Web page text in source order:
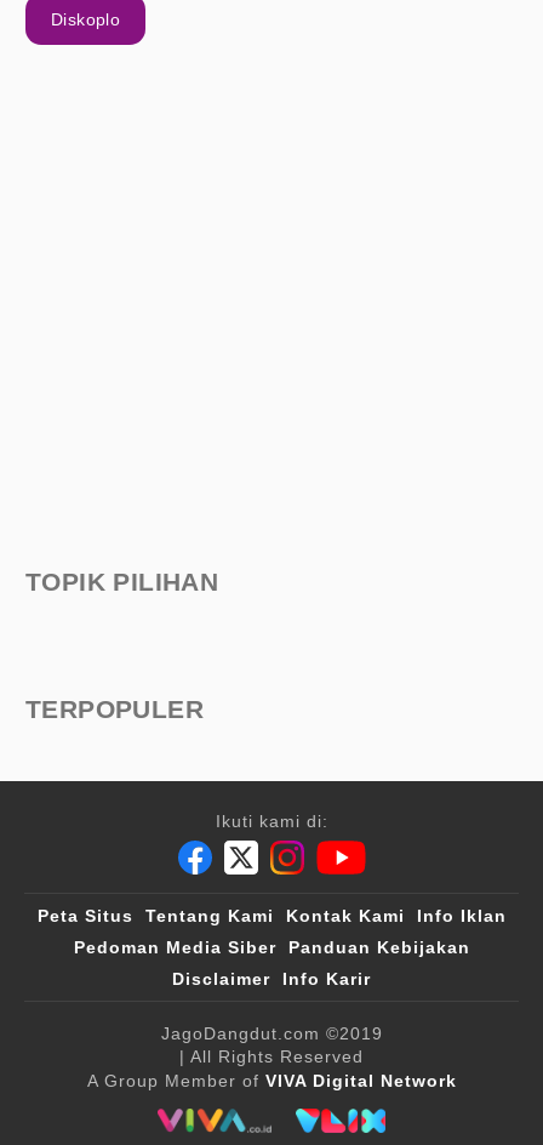
Diskoplo
TOPIK PILIHAN
TERPOPULER
Ikuti kami di:
Peta Situs Tentang Kami Kontak Kami
Info Iklan
Pedoman Media Siber
Panduan Kebijakan
Disclaimer
Info Karir
JagoDangdut.com ©2019
| All Rights Reserved
A Group Member of VIVA Digital Network